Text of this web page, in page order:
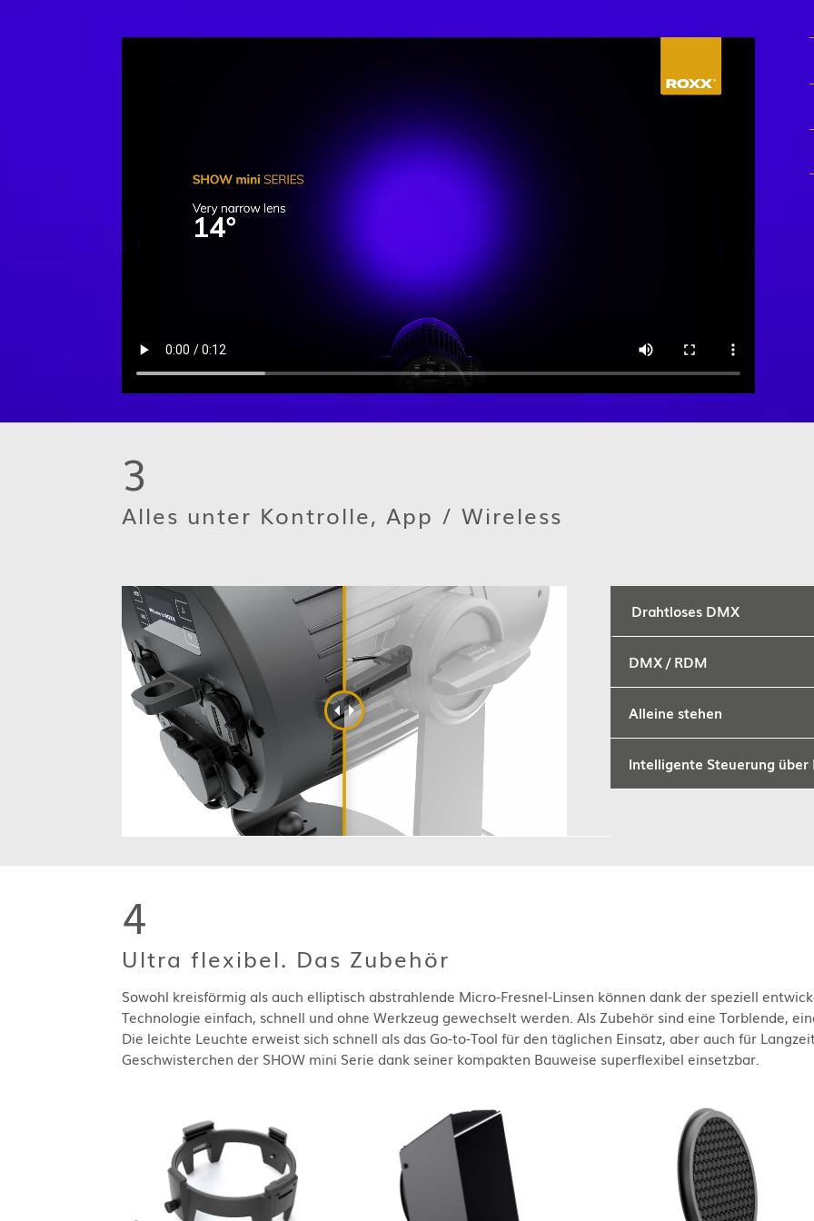
3
Alles unter Kontrolle, App / Wireless
Drahtloses DMX
DMX / RDM
Alleine stehen
Intelligente Steuerung über
4
Ultra flexibel. Das Zubehör
Sowohl kreisförmig als auch elliptisch abstrahlende Micro-Fresnel-Linsen können dank der speziell
Technologie einfach, schnell und ohne Werkzeug gewechselt werden. Als Zubehör sind eine Torblende,
Die leichte Leuchte erweist sich schnell als das Go-to-Tool für den täglichen Einsatz, aber auch für
Geschwisterchen der SHOW mini Serie dank seiner kompakten Bauweise superflexibel einsetzbar.